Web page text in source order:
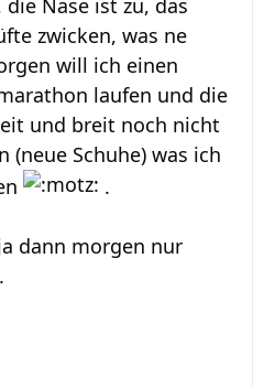
Nase ist zu, das
zwicken, was ne
will ich einen
laufen und die
und breit noch nicht
(neue Schuhe) was ich
.
dann morgen nur
.